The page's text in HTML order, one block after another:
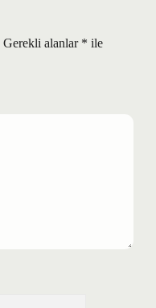
Gerekli alanlar * ile